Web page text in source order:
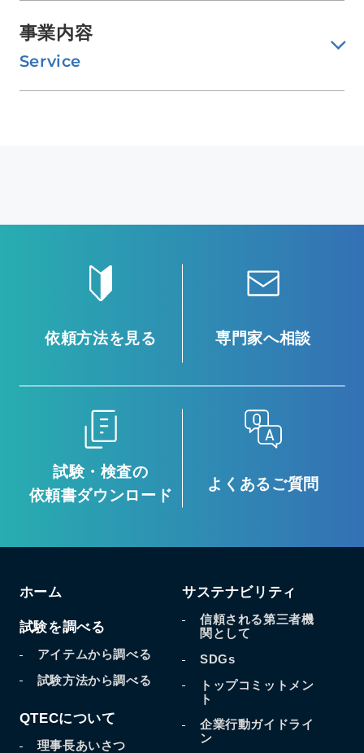
事業内容
Service
依頼方法を見る 専門家へ相談
試験・検査の
依頼書ダウンロード
よくあるご質問
ホーム
試験を調べる
アイテムから調べる
試験方法から調べる
QTECについて
理事長あいさつ
サステナビリティ
信頼される第三者機
関として
SDGs
トップコミットメン
ト
企業行動ガイドライ
ン